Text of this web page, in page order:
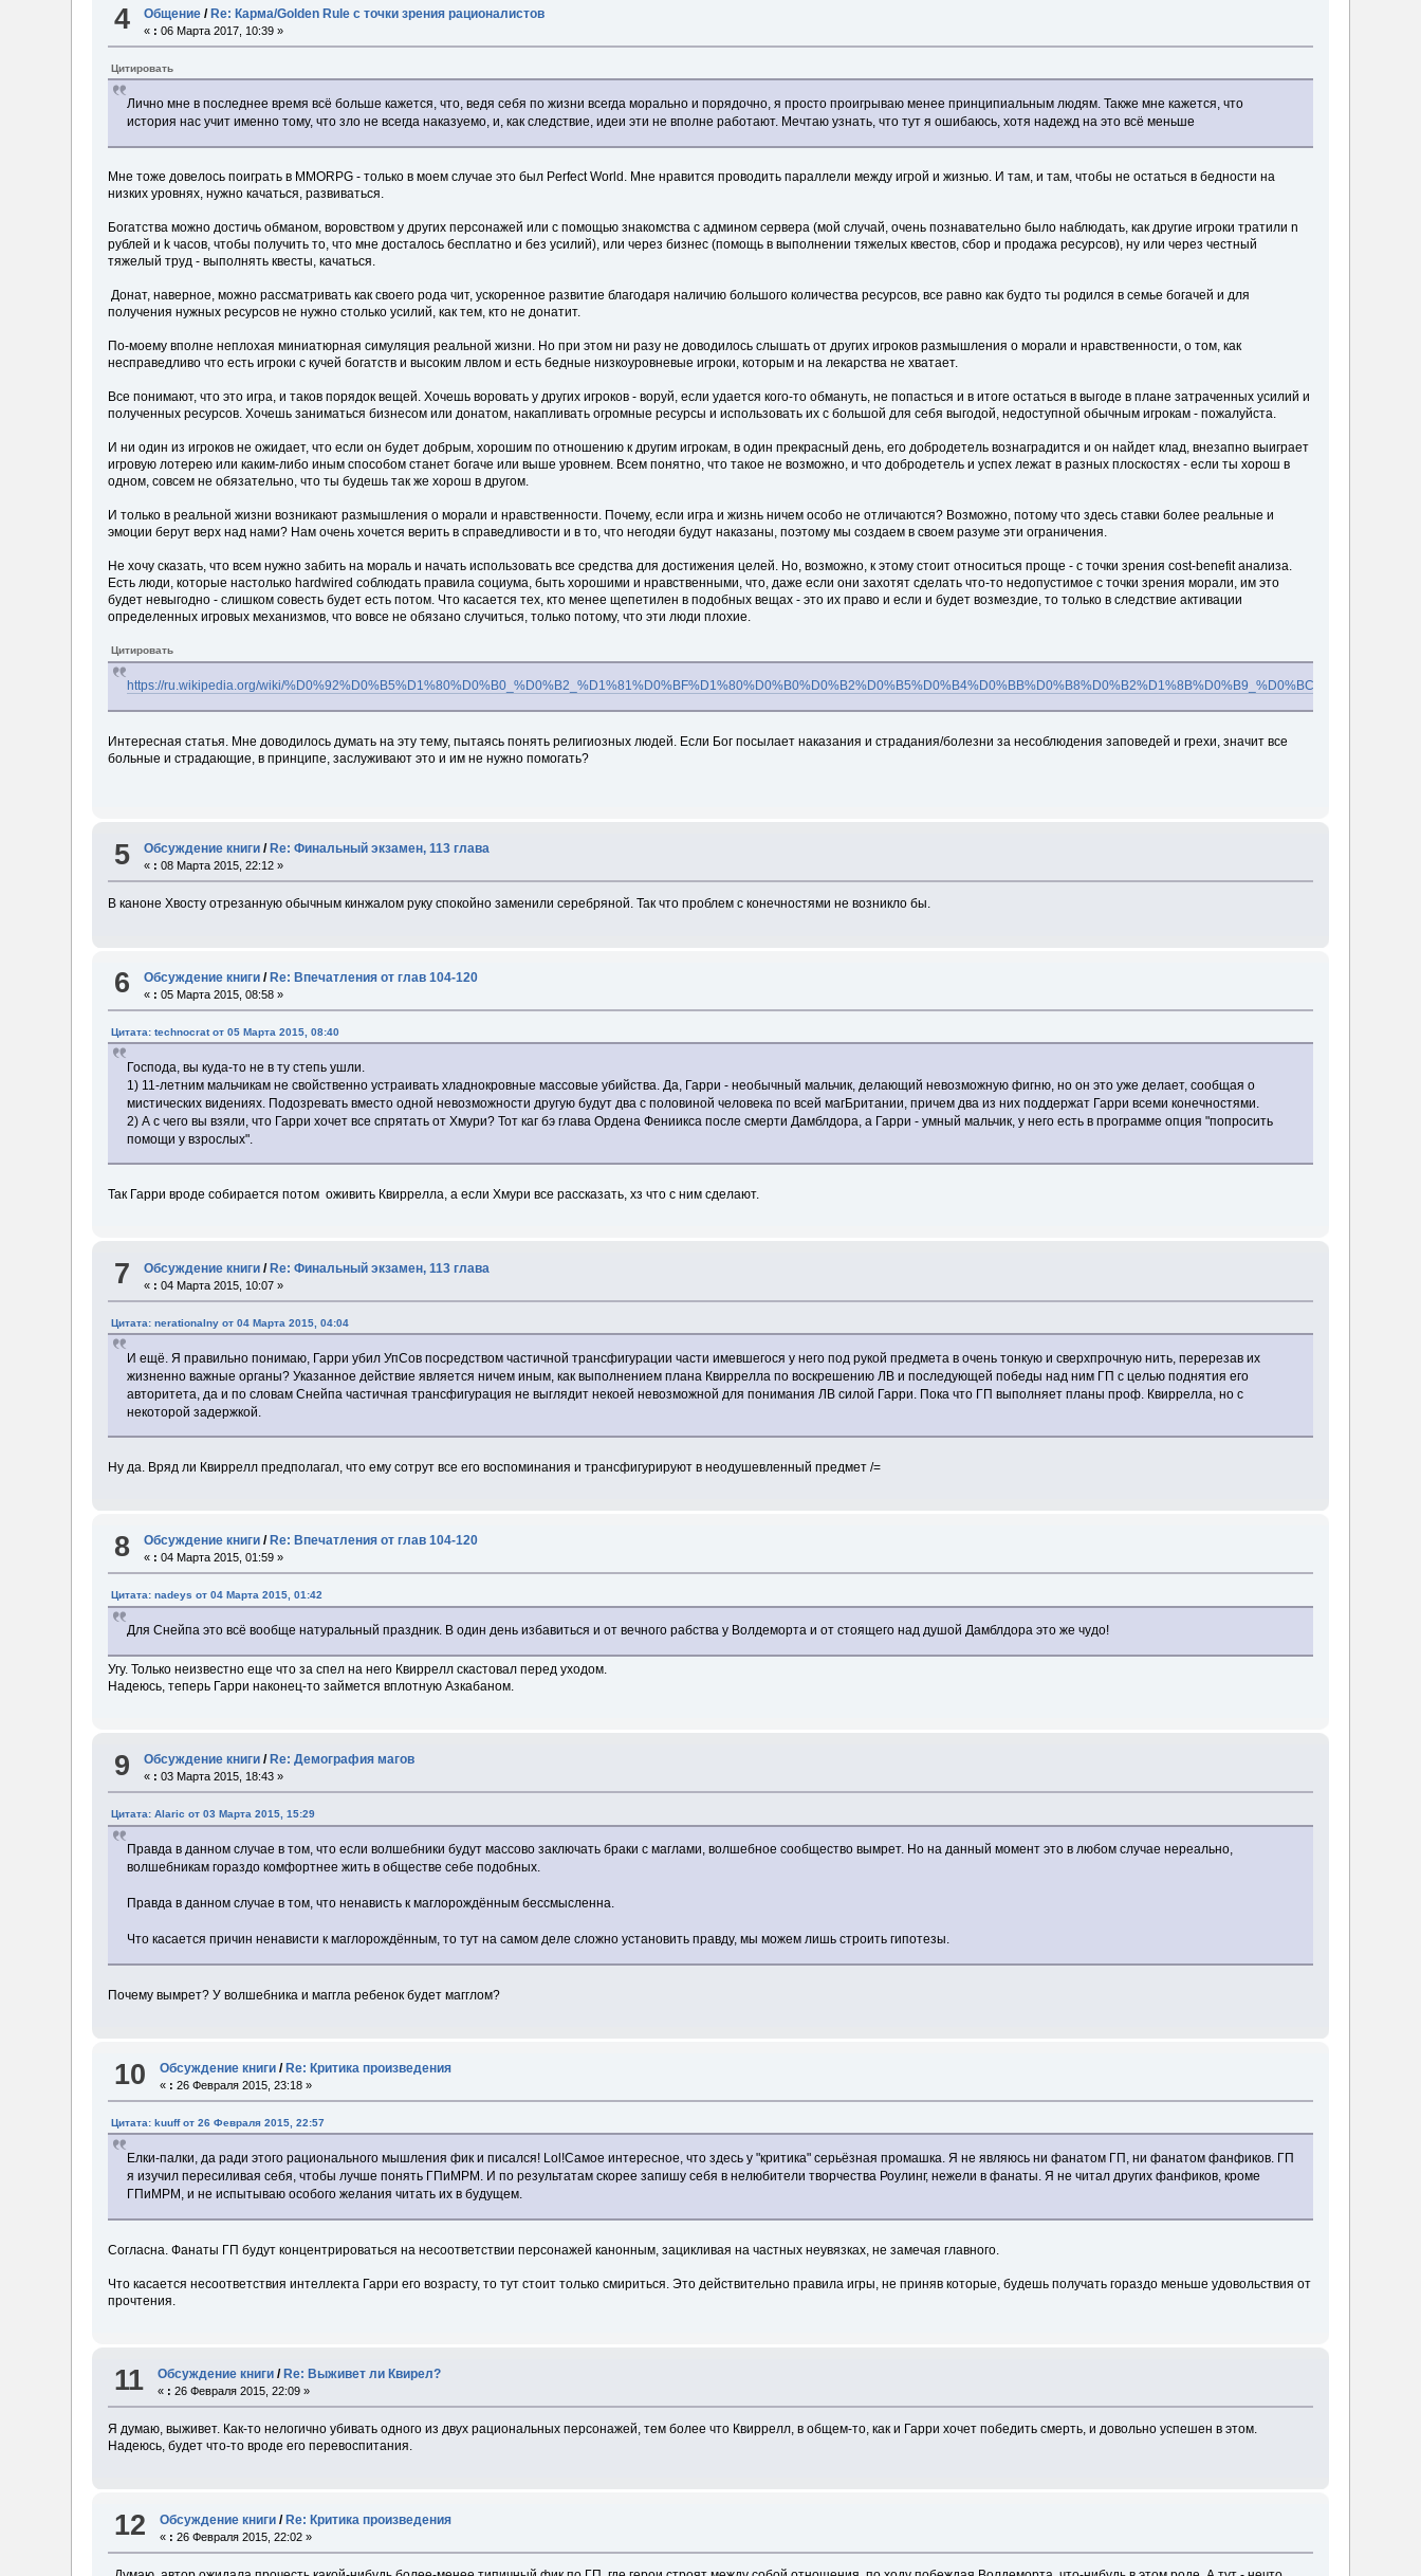
4 Общение / Re: Карма/Golden Rule с точки зрения рационалистов
« : 06 Марта 2017, 10:39 »
Цитировать
Лично мне в последнее время всё больше кажется, что, ведя себя по жизни всегда морально и порядочно, я просто проигрываю менее принципиальным людям. Также мне кажется, что
история нас учит именно тому, что зло не всегда наказуемо, и, как следствие, идеи эти не вполне работают. Мечтаю узнать, что тут я ошибаюсь, хотя надежд на это всё меньше
Мне тоже довелось поиграть в MMORPG - только в моем случае это был Perfect World. Мне нравится проводить параллели между игрой и жизнью. И там, и там, чтобы не остаться в бедности на
низких уровнях, нужно качаться, развиваться.
Богатства можно достичь обманом, воровством у других персонажей или с помощью знакомства с админом сервера (мой случай, очень познавательно было наблюдать, как другие игроки тратили n
рублей и k часов, чтобы получить то, что мне досталось бесплатно и без усилий), или через бизнес (помощь в выполнении тяжелых квестов, сбор и продажа ресурсов), ну или через честный
тяжелый труд - выполнять квесты, качаться.
Донат, наверное, можно рассматривать как своего рода чит, ускоренное развитие благодаря наличию большого количества ресурсов, все равно как будто ты родился в семье богачей и для
получения нужных ресурсов не нужно столько усилий, как тем, кто не донатит.
По-моему вполне неплохая миниатюрная симуляция реальной жизни. Но при этом ни разу не доводилось слышать от других игроков размышления о морали и нравственности, о том, как
несправедливо что есть игроки с кучей богатств и высоким лвлом и есть бедные низкоуровневые игроки, которым и на лекарства не хватает.
Все понимают, что это игра, и таков порядок вещей. Хочешь воровать у других игроков - воруй, если удается кого-то обмануть, не попасться и в итоге остаться в выгоде в плане затраченных усилий и
полученных ресурсов. Хочешь заниматься бизнесом или донатом, накапливать огромные ресурсы и использовать их с большой для себя выгодой, недоступной обычным игрокам - пожалуйста.
И ни один из игроков не ожидает, что если он будет добрым, хорошим по отношению к другим игрокам, в один прекрасный день, его добродетель вознаградится и он найдет клад, внезапно выиграет
игровую лотерею или каким-либо иным способом станет богаче или выше уровнем. Всем понятно, что такое не возможно, и что добродетель и успех лежат в разных плоскостях - если ты хорош в
одном, совсем не обязательно, что ты будешь так же хорош в другом.
И только в реальной жизни возникают размышления о морали и нравственности. Почему, если игра и жизнь ничем особо не отличаются? Возможно, потому что здесь ставки более реальные и
эмоции берут верх над нами? Нам очень хочется верить в справедливости и в то, что негодяи будут наказаны, поэтому мы создаем в своем разуме эти ограничения.
Не хочу сказать, что всем нужно забить на мораль и начать использовать все средства для достижения целей. Но, возможно, к этому стоит относиться проще - с точки зрения cost-benefit анализа.
Есть люди, которые настолько hardwired соблюдать правила социума, быть хорошими и нравственными, что, даже если они захотят сделать что-то недопустимое с точки зрения морали, им это
будет невыгодно - слишком совесть будет есть потом. Что касается тех, кто менее щепетилен в подобных вещах - это их право и если и будет возмездие, то только в следствие активации
определенных игровых механизмов, что вовсе не обязано случиться, только потому, что эти люди плохие.
Цитировать
https://ru.wikipedia.org/wiki/
Интересная статья. Мне доводилось думать на эту тему, пытаясь понять религиозных людей. Если Бог посылает наказания и страдания/болезни за несоблюдения заповедей и грехи, значит все
больные и страдающие, в принципе, заслуживают это и им не нужно помогать?
5 Обсуждение книги / Re: Финальный экзамен, 113 глава
« : 08 Марта 2015, 22:12 »
В каноне Хвосту отрезанную обычным кинжалом руку спокойно заменили серебряной. Так что проблем с конечностями не возникло бы.
6 Обсуждение книги /Re: Впечатления от глав 104-120
« : 05 Марта 2015, 08:58 »
Цитата: technocrat от 05 Марта 2015, 08:40
Господа, вы куда-то не в ту степь ушли.
1) 11-летним мальчикам не свойственно устраивать хладнокровные массовые убийства. Да, Гарри - необычный мальчик, делающий невозможную фигню, но он это уже делает, сообщая о
мистических видениях. Подозревать вместо одной невозможности другую будут два с половиной человека по всей магБритании, причем два из них поддержат Гарри всеми конечностями.
2) А с чего вы взяли, что Гарри хочет все спрятать от Хмури? Тот каг бэ глава Ордена Фениикса после смерти Дамблдора, а Гарри - умный мальчик, у него есть в программе опция "попросить
помощи у взрослых".
Так Гарри вроде собирается потом оживить Квиррелла, а если Хмури все рассказать, хз что с ним сделают.
7 Обсуждение книги /Re: Финальный экзамен, 113 глава
« : 04 Марта 2015, 10:07 »
Цитата: nerationalny от 04 Марта 2015, 04:04
И ещё. Я правильно понимаю, Гарри убил УпСов посредством частичной трансфигурации части имевшегося у него под рукой предмета в очень тонкую и сверхпрочную нить, перерезав их
жизненно важные органы? Указанное действие является ничем иным, как выполнением плана Квиррелла по воскрешению ЛВ и последующей победы над ним ГП с целью поднятия его
авторитета, да и по словам Снейпа частичная трансфигурация не выглядит некоей невозможной для понимания ЛВ силой Гарри. Пока что ГП выполняет планы проф. Квиррелла, но с
некоторой задержкой.
Ну да. Вряд ли Квиррелл предполагал, что ему сотрут все его воспоминания и трансфигурируют в неодушевленный предмет /=
8 Обсуждение книги / Re: Впечатления от глав 104-120
« : 04 Марта 2015, 01:59 »
Цитата: nadeys от 04 Марта 2015, 01:42
Для Снейпа это всё вообще натуральный праздник. В один день избавиться и от вечного рабства у Волдеморта и от стоящего над душой Дамблдора это же чудо!
Угу. Только неизвестно еще что за спел на него Квиррелл скастовал перед уходом.
Надеюсь, теперь Гарри наконец-то займется вплотную Азкабаном.
9 Обсуждение книги / Re: Демография магов
« : 03 Марта 2015, 18:43 »
Цитата: Alaric от 03 Марта 2015, 15:29
Правда в данном случае в том, что если волшебники будут массово заключать браки с маглами, волшебное сообщество вымрет. Но на данный момент это в любом случае нереально,
волшебникам гораздо комфортнее жить в обществе себе подобных.
Правда в данном случае в том, что ненависть к маглорождённым бессмысленна.
Что касается причин ненависти к маглорождённым, то тут на самом деле сложно установить правду, мы можем лишь строить гипотезы.
Почему вымрет? У волшебника и маггла ребенок будет магглом?
10 Обсуждение книги / Re: Критика произведения
« : 26 Февраля 2015, 23:18 »
Цитата: kuuff от 26 Февраля 2015, 22:57
Елки-палки, да ради этого рационального мышления фик и писался! Lol!Самое интересное, что здесь у "критика" серьёзная промашка. Я не являюсь ни фанатом ГП, ни фанатом фанфиков. ГП
я изучил пересиливая себя, чтобы лучше понять ГПиМРМ. И по результатам скорее запишу себя в нелюбители творчества Роулинг, нежели в фанаты. Я не читал других фанфиков, кроме
ГПиМРМ, и не испытываю особого желания читать их в будущем.
Согласна. Фанаты ГП будут концентрироваться на несоответствии персонажей канонным, зацикливая на частных неувязках, не замечая главного.
Что касается несоответствия интеллекта Гарри его возрасту, то тут стоит только смириться. Это действительно правила игры, не приняв которые, будешь получать гораздо меньше удовольствия от
прочтения.
11 Обсуждение книги / Re: Выживет ли Квирел?
« : 26 Февраля 2015, 22:09 »
Я думаю, выживет. Как-то нелогично убивать одного из двух рациональных персонажей, тем более что Квиррелл, в общем-то, как и Гарри хочет победить смерть, и довольно успешен в этом.
Надеюсь, будет что-то вроде его перевоспитания.
12 Обсуждение книги /Re: Критика произведения
« : 26 Февраля 2015, 22:02 »